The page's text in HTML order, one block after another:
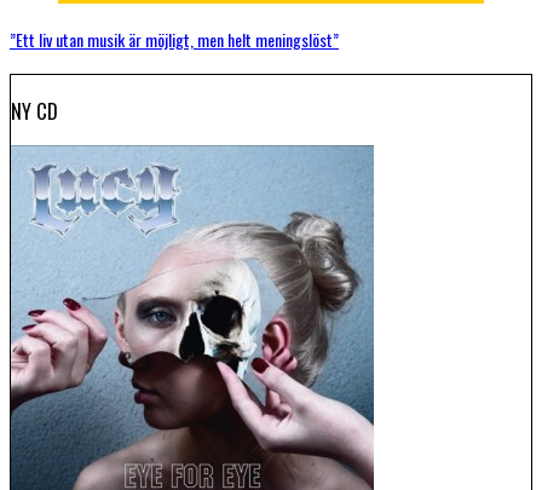
”Ett liv utan musik är möjligt, men helt meningslöst”
NY CD